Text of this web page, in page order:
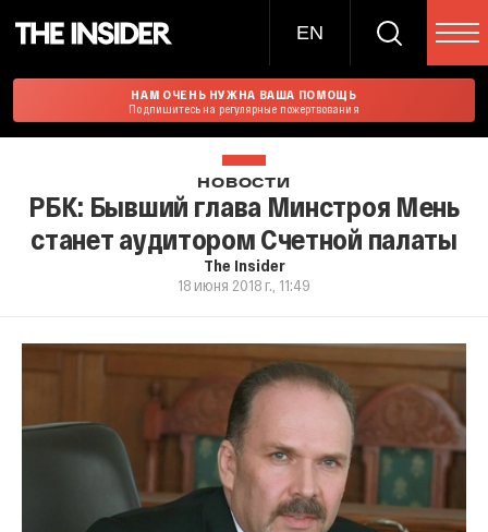
EN
НАМ ОЧЕНЬ НУЖНА ВАША ПОМОЩЬ
Подпишитесь на регулярные пожертвования
НОВОСТИ
РБК: Бывший глава Минстроя Мень
станет аудитором Счетной палаты
The Insider
18 июня 2018 г., 11:49